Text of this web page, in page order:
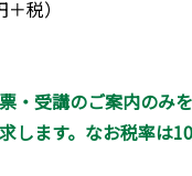
税）
受講のご案内のみを
します。なお税率は